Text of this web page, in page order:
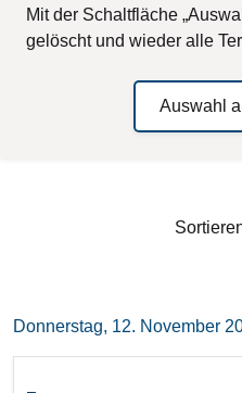
Mit der Schaltfläche
gelöscht und wieder alle
Auswahl
Donnerstag, 12. November